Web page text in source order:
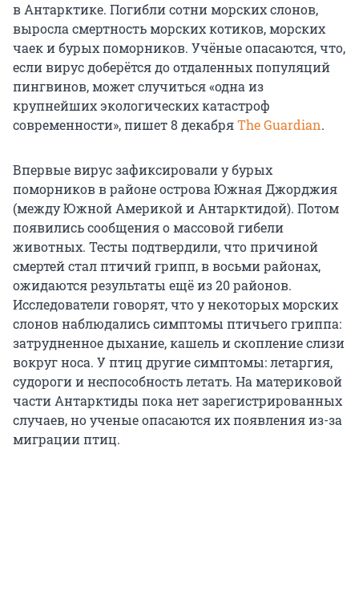
в Антарктике. Погибли сотни морских слонов,
выросла смертность морских котиков, морских
чаек и бурых поморников. Учёные опасаются, что,
если вирус доберётся до отдаленных популяций
пингвинов, может случиться «одна из
крупнейших экологических катастроф
современности», пишет 8 декабряThe Guardian.
Впервые вирус зафиксировали у бурых
поморников в районе острова Южная Джорджия
(между Южной Америкой и Антарктидой). Потом
появились сообщения о массовой гибели
животных. Тесты подтвердили, что причиной
смертей стал птичий грипп, в восьми районах,
ожидаются результаты ещё из 20 районов.
Исследователи говорят, что у некоторых морских
слонов наблюдались симптомы птичьего гриппа:
затрудненное дыхание, кашель и скопление слизи
вокруг носа. У птиц другие симптомы: летаргия,
судороги и неспособность летать. На материковой
части Антарктиды пока нет зарегистрированных
случаев, но ученые опасаются их появления из-за
миграции птиц.